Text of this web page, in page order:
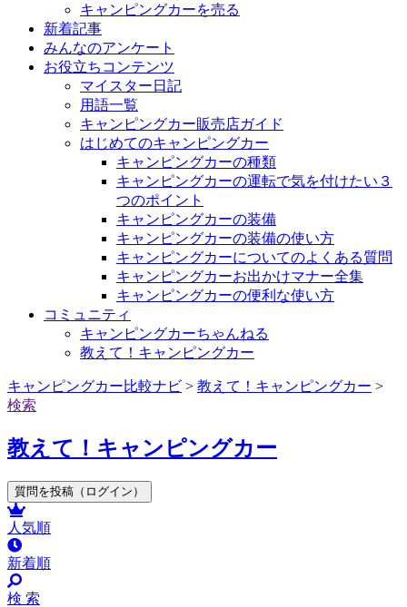
キャンピングカーを売る
新着記事
みんなのアンケート
お役立ちコンテンツ
マイスター日記
用語一覧
キャンピングカー販売店ガイド
はじめてのキャンピングカー
キャンピングカーの種類
キャンピングカーの運転で気を付けたい３
つのポイント
キャンピングカーの装備
キャンピングカーの装備の使い方
キャンピングカーについてのよくある質問
キャンピングカーお出かけマナー全集
キャンピングカーの便利な使い方
コミュニティ
キャンピングカーちゃんねる
教えて！キャンピングカー
キャンピングカー比較ナビ > 教えて！キャンピングカー >
検索
教えて！キャンピングカー
質問を投稿（ログイン）
人気順
新着順
検 索